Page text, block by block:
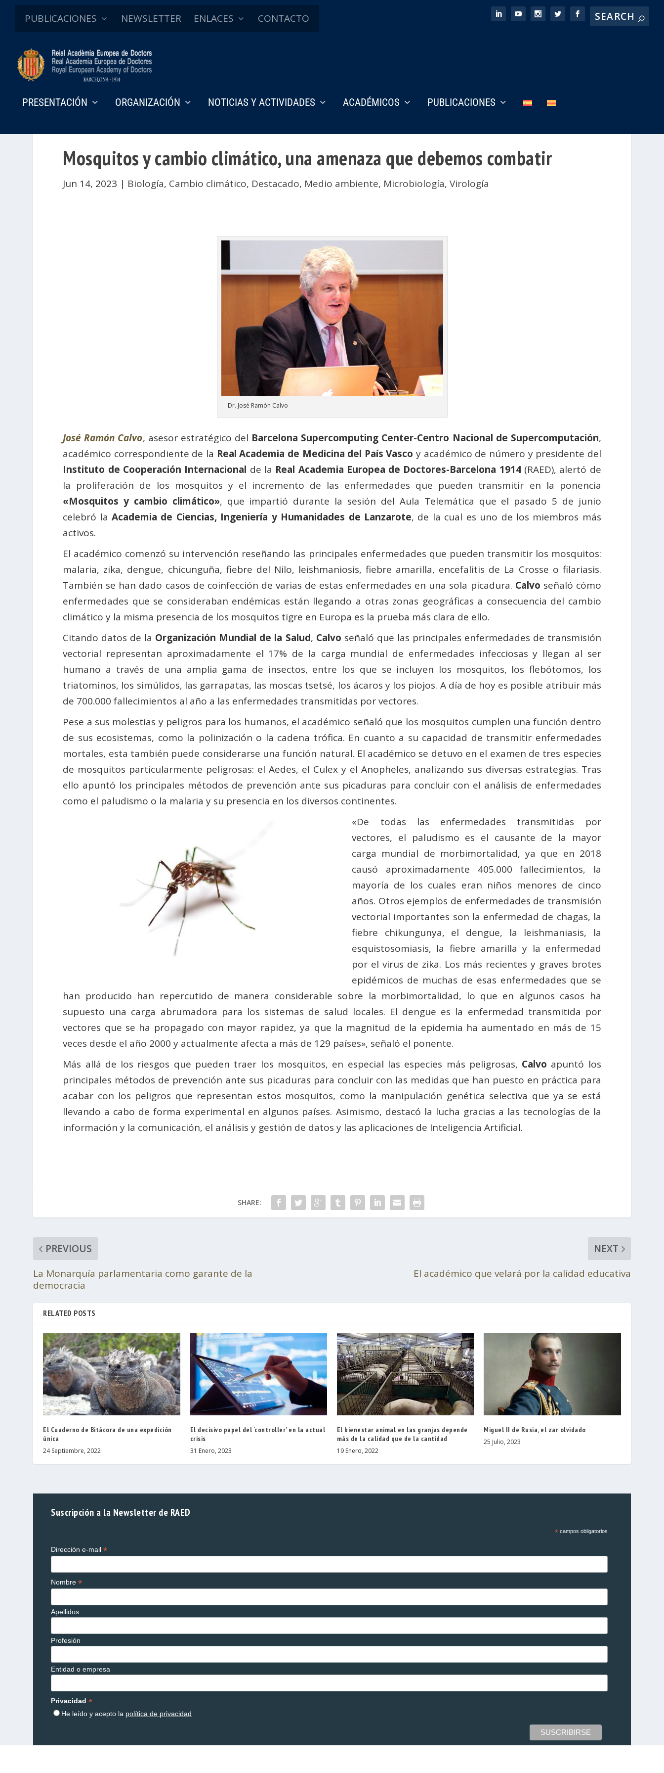
PUBLICACIONES NEWSLETTER ENLACES CONTACTO
PRESENTACIÓN ORGANIZACIÓN NOTICIAS Y ACTIVIDADES ACADÉMICOS PUBLICACIONES
Mosquitos y cambio climático, una amenaza que debemos combatir
Jun 14, 2023 | Biología, Cambio climático, Destacado, Medio ambiente, Microbiología,Virología
Dr. José Ramón Calvo
José Ramón Calvo, asesor estratégico del Barcelona Supercomputing Center-Centro Nacional de Supercomputación,
académico correspondiente de la Real Academia de Medicina del País Vasco y académico de número y presidente del
Instituto de Cooperación Internacional de la Real Academia Europea de Doctores-Barcelona 1914(RAED), alertó de
la proliferación de los mosquitos y el incremento de las enfermedades que pueden transmitir en la ponencia
«Mosquitos y cambio climático», que impartió durante la sesión del Aula Telemática que el pasado 5 de junio
celebró laAcademia de Ciencias, Ingeniería y Humanidades de Lanzarote, de la cual es uno de los miembros más
activos.
El académico comenzó su intervención reseñando las principales enfermedades que pueden transmitir los mosquitos:
malaria, zika, dengue, chicunguña, fiebre del Nilo, leishmaniosis, fiebre amarilla, encefalitis de La Crosse o filariasis.
También se han dado casos de coinfección de varias de estas enfermedades en una sola picadura. Calvo señaló cómo
enfermedades que se consideraban endémicas están llegando a otras zonas geográficas a consecuencia del cambio
climático y la misma presencia de los mosquitos tigre en Europa es la prueba más clara de ello.
Citando datos de la Organización Mundial de la Salud, Calvo señaló que las principales enfermedades de transmisión
vectorial representan aproximadamente el 17% de la carga mundial de enfermedades infecciosas y llegan al ser
humano a través de una amplia gama de insectos, entre los que se incluyen los mosquitos, los flebótomos, los
triatominos, los simúlidos, las garrapatas, las moscas tsetsé, los ácaros y los piojos. A día de hoy es posible atribuir más
de 700.000 fallecimientos al año a las enfermedades transmitidas por vectores.
Pese a sus molestias y peligros para los humanos, el académico señaló que los mosquitos cumplen una función dentro
de sus ecosistemas, como la polinización o la cadena trófica. En cuanto a su capacidad de transmitir enfermedades
mortales, esta también puede considerarse una función natural. El académico se detuvo en el examen de tres especies
de mosquitos particularmente peligrosas: el Aedes, el Culex y el Anopheles, analizando sus diversas estrategias. Tras
ello apuntó los principales métodos de prevención ante sus picaduras para concluir con el análisis de enfermedades
como el paludismo o la malaria y su presencia en los diversos continentes.
«De todas las enfermedades transmitidas por
vectores, el paludismo es el causante de la mayor
carga mundial de morbimortalidad, ya que en 2018
causó aproximadamente 405.000 fallecimientos, la
mayoría de los cuales eran niños menores de cinco
años. Otros ejemplos de enfermedades de transmisión
vectorial importantes son la enfermedad de chagas, la
fiebre chikungunya, el dengue, la leishmaniasis, la
esquistosomiasis, la fiebre amarilla y la enfermedad
por el virus de zika. Los más recientes y graves brotes
epidémicos de muchas de esas enfermedades que se
han producido han repercutido de manera considerable sobre la morbimortalidad, lo que en algunos casos ha
supuesto una carga abrumadora para los sistemas de salud locales. El dengue es la enfermedad transmitida por
vectores que se ha propagado con mayor rapidez, ya que la magnitud de la epidemia ha aumentado en más de 15
veces desde el año 2000 y actualmente afecta a más de 129 países», señaló el ponente.
Más allá de los riesgos que pueden traer los mosquitos, en especial las especies más peligrosas, Calvo apuntó los
principales métodos de prevención ante sus picaduras para concluir con las medidas que han puesto en práctica para
acabar con los peligros que representan estos mosquitos, como la manipulación genética selectiva que ya se está
llevando a cabo de forma experimental en algunos países. Asimismo, destacó la lucha gracias a las tecnologías de la
información y la comunicación, el análisis y gestión de datos y las aplicaciones de Inteligencia Artificial.
SHARE:
PREVIOUS
La Monarquía parlamentaria como garante de la
democracia
NEXT
El académico que velará por la calidad educativa
RELATED POSTS
El Cuaderno de Bitácora de una expedición
única
24 Septiembre, 2022
El decisivo papel del ‘controller’ en la actual
crisis
31 Enero, 2023
El bienestar animal en las granjas depende
más de la calidad que de la cantidad
19 Enero, 2022
Miguel II de Rusia, el zar olvidado
25 Julio, 2023
Suscripción a la Newsletter de RAED
*campos obligatorios
Dirección e-mail*
Nombre*
Apellidos
Profesión
Entidad o empresa
Privacidad*
He leído y acepto la política de privacidad